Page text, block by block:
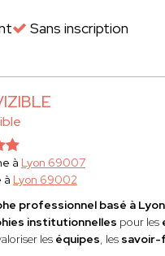
Sans inscription
à Lyon 69007
à Lyon 69002
professionnel basé à Lyon
institutionnelles pour les
les équipes, les savoir-